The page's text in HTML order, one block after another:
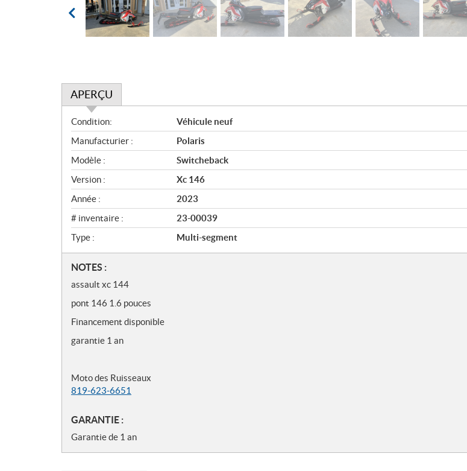
APERÇU
A
p
e
r
ç
u
Condition:
Véhicule neuf
Manufacturier :
Polaris
Modèle :
Switcheback
Version :
Xc 146
Année :
2023
# inventaire :
23-00039
Type :
Multi-segment
N
o
e
s
NOTES :
assault xc 144
pont 146 1.6 pouces
Financement disponible
garantie 1 an
Moto des Ruisseaux
819-623-6651
GARANTIE :
Garantie de 1 an